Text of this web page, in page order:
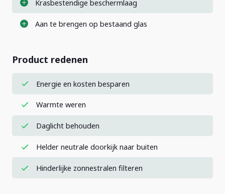
Krasbestendige beschermlaag
Aan te brengen op bestaand glas
Product redenen
Energie en kosten besparen
Warmte weren
Daglicht behouden
Helder neutrale doorkijk naar buiten
Hinderlijke zonnestralen filteren